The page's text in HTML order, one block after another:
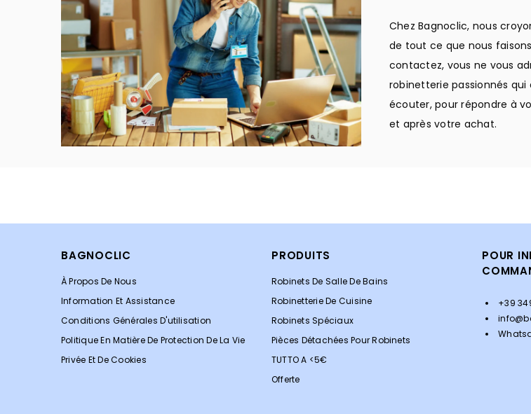
Chez Bagnoclic, nous
de tout ce que nous
contactez, vous ne vous
robinetterie passionnés
écouter, pour répondre à
et après votre achat.
BAGNOCLIC
À Propos De Nous
Information Et Assistance
Conditions Générales D'utilisation
Politique En Matière De Protection De La Vie
Privée Et De Cookies
PRODUITS
Robinets De Salle De Bains
Robinetterie De Cuisine
Robinets Spéciaux
Pièces Détachées Pour Robinets
TUTTO A <5€
Offerte
POUR
+39